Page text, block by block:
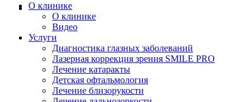
О клинике
О клинике
Видео
Услуги
Диагностика глазных заболеваний
Лазерная коррекция зрения SMILE PRO
Лечение катаракты
Детская офтальмология
Лечение близорукости